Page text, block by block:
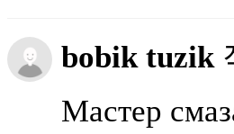
bobik tuzik
Мастер